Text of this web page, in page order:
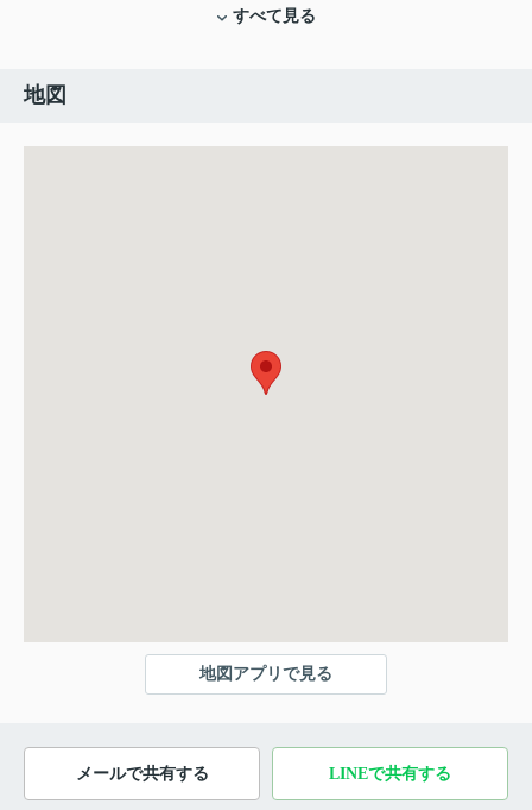
すべて見る
地図
地図アプリで見る
メールで共有する LINEで共有する